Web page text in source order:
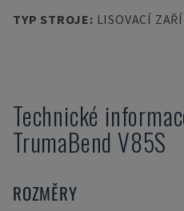
TYP STROJE: LISOVACÍ
Technické
TrumaBend V85S
ROZMĚRY